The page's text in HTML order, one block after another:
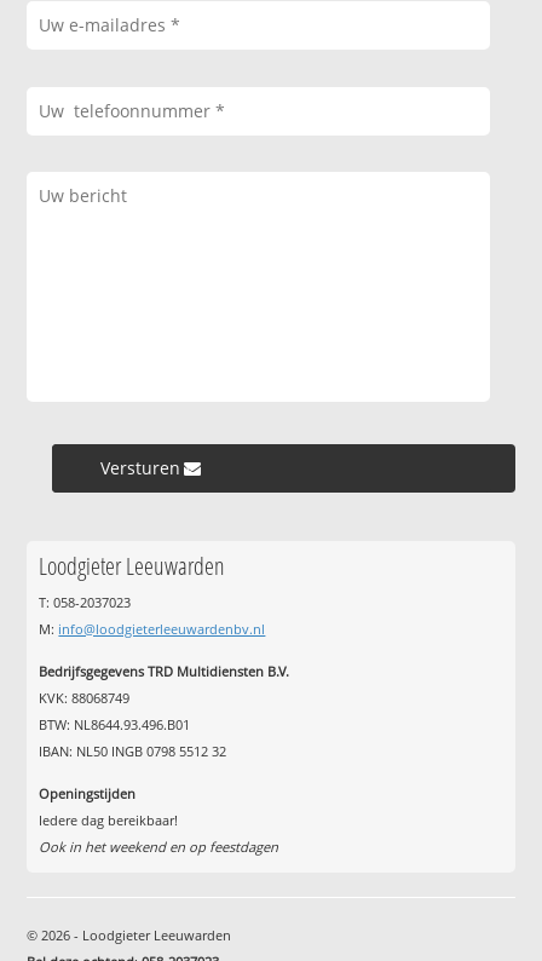
Versturen »
Loodgieter Leeuwarden
T: 058-2037023
M: info@loodgieterleeuwardenbv.nl
Bedrijfsgegevens TRD Multidiensten B.V.
KVK: 88068749
BTW: NL8644.93.496.B01
IBAN: NL50 INGB 0798 5512 32
Openingstijden
Iedere dag bereikbaar!
Ook in het weekend en op feestdagen
© 2026 - Loodgieter Leeuwarden